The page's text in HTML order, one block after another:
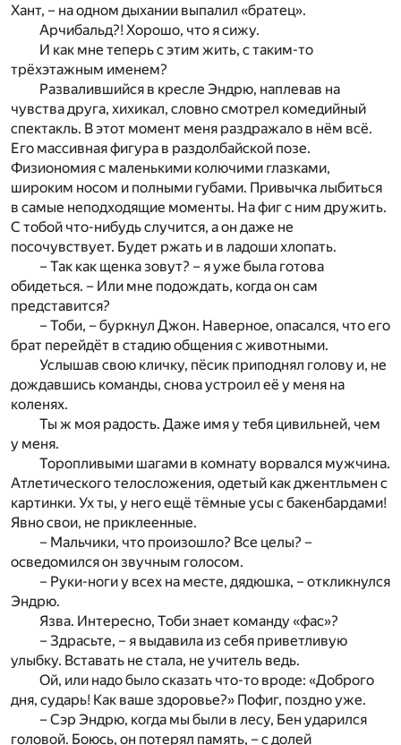
Хант, – на одном дыхании выпалил «братец».
Арчибальд?! Хорошо, что я сижу.
И как мне теперь с этим жить, с таким-то
трёхэтажным именем?
Развалившийся в кресле Эндрю, наплевав на
чувства друга, хихикал, словно смотрел комедийный
спектакль. В этот момент меня раздражало в нём всё.
Его массивная фигура в раздолбайской позе.
Физиономия с маленькими колючими глазками,
широким носом и полными губами. Привычка лыбиться
в самые неподходящие моменты. На фиг с ним дружить.
С тобой что-нибудь случится, а он даже не
посочувствует. Будет ржать и в ладоши хлопать.
– Так как щенка зовут? – я уже была готова
обидеться. – Или мне подождать, когда он сам
представится?
– Тоби, – буркнул Джон. Наверное, опасался, что его
брат перейдёт в стадию общения с животными.
Услышав свою кличку, пёсик приподнял голову и, не
дождавшись команды, снова устроил её у меня на
коленях.
Ты ж моя радость. Даже имя у тебя цивильней, чем
у меня.
Торопливыми шагами в комнату ворвался мужчина.
Атлетического телосложения, одетый как джентльмен с
картинки. Ух ты, у него ещё тёмные усы с бакенбардами!
Явно свои, не приклеенные.
– Мальчики, что произошло? Все целы? –
осведомился он звучным голосом.
– Руки-ноги у всех на месте, дядюшка, – откликнулся
Эндрю.
Язва. Интересно, Тоби знает команду «фас»?
– Здрасьте, – я выдавила из себя приветливую
улыбку. Вставать не стала, не учитель ведь.
Ой, или надо было сказать что-то вроде: «Доброго
дня, сударь! Как ваше здоровье?» Пофиг, поздно уже.
– Сэр Эндрю, когда мы были в лесу, Бен ударился
головой. Боюсь, он потерял память, – с долей